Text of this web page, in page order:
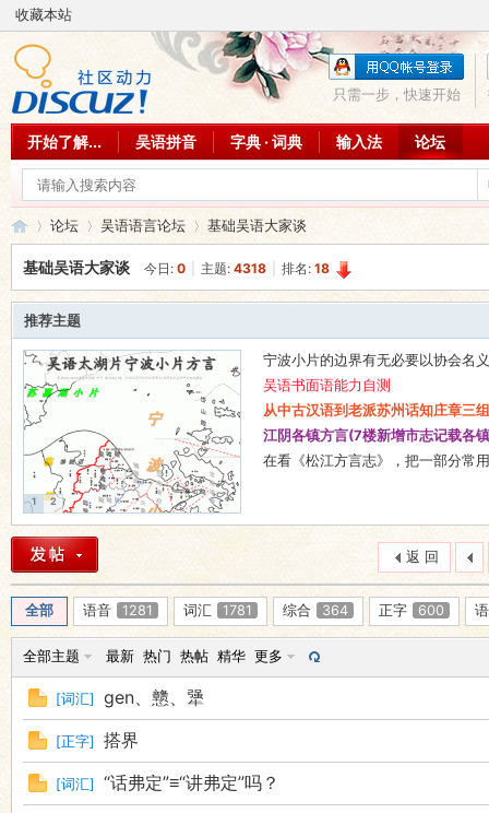
收藏本站
只需一步，快速开始
开始了解... 吴语拼音 字典 · 词典 输入法 论坛
吴
语
»
论坛
›
吴语语言论坛 基础吴语大家谈
基础吴语大家谈 今日: 0 主题: 4318 排名: 18
推荐主题
1 2
宁波小片的边界有无必要以协会名
吴语书面语能力自测
从中古汉语到老派苏州话知庄章三
江阴各镇方言(7楼新增市志记载各
在看《松江方言志》，把一部分常
返 回
全部 语音 1281 词汇 1781 综合 364 正字 600
全部主题 最新 热门 热帖 精华 更多
[词汇] gen、戆、犟
[正字] 搭界
[词汇] “话弗定”≡“讲弗定”吗？